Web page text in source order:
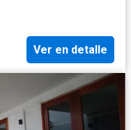
Ver en detalle